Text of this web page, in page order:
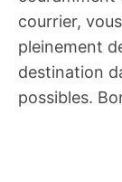
courrier,
pleinement
destination
possibles.